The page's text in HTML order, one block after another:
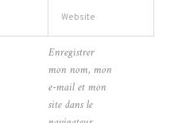
Enregistrer
mon nom, mon
e-mail et mon
site dans le